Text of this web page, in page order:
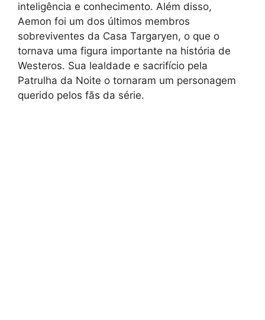
inteligência e conhecimento. Além disso,
Aemon foi um dos últimos membros
sobreviventes da Casa Targaryen, o que o
tornava uma figura importante na história de
Westeros. Sua lealdade e sacrifício pela
Patrulha da Noite o tornaram um personagem
querido pelos fãs da série.